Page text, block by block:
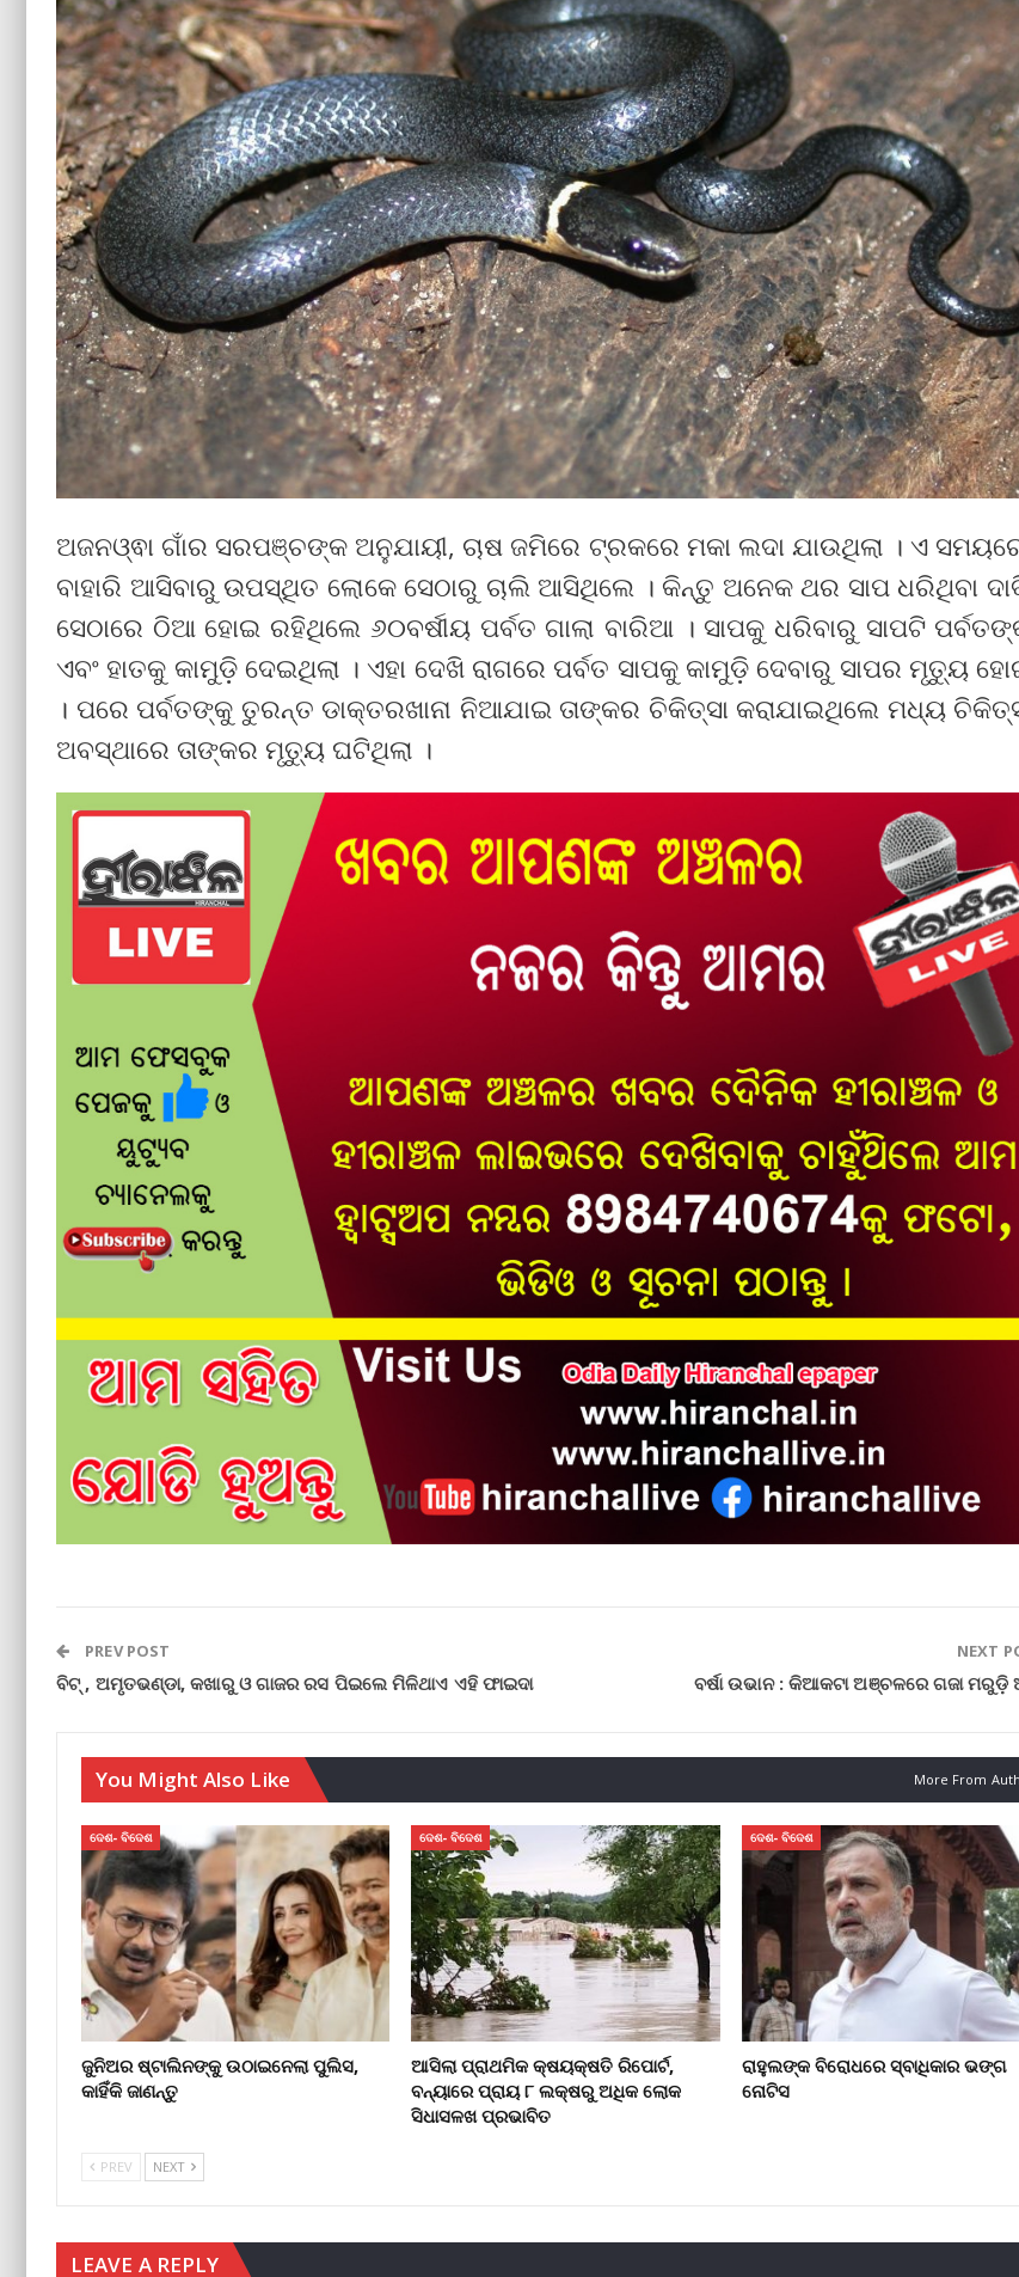
ଅଜନଓ୍ଵା ଗାଁର ସରପଞ୍ଚଙ୍କ ଅନୁଯାୟୀ, ଚାଷ ଜମିରେ ଟ୍ରକରେ ମକା ଲଦା ଯାଉଥିଲା । ଏ
ବାହାରି ଆସିବାରୁ ଉପସ୍ଥିତ ଲୋକେ ସେଠାରୁ ଚାଲି ଆସିଥିଲେ । କିନ୍ତୁ ଅନେକ ଥର ସାପ ଧରିଥିବା
ସେଠାରେ ଠିଆ ହୋଇ ରହିଥିଲେ ୬୦ବର୍ଷୀୟ ପର୍ବତ ଗାଲା ବାରିଆ । ସାପକୁ ଧରିବାରୁ ସାପଟି
ଏବଂ ହାତକୁ କାମୁଡ଼ି ଦେଇଥିଲା । ଏହା ଦେଖି ରାଗରେ ପର୍ବତ ସାପକୁ କାମୁଡ଼ି ଦେବାରୁ ସାପର ମୃତ୍ୟୁ
। ପରେ ପର୍ବତଙ୍କୁ ତୁରନ୍ତ ଡାକ୍ତରଖାନା ନିଆଯାଇ ତାଙ୍କର ଚିକିତ୍ସା କରାଯାଇଥିଲେ ମଧ୍ୟ
ଅବସ୍ଥାରେ ତାଙ୍କର ମୃତ୍ୟୁ ଘଟିଥିଲା ।
PREV POST
ବିଟ୍‌ , ଅମୃତଭଣ୍ଡା, କଖାରୁ ଓ ଗାଜର ରସ ପିଇଲେ ମିଳିଥାଏ ଏହି ଫାଇଦା
NEXT
ବର୍ଷା ଉଭାନ : କିଆକଟା ଅଞ୍ଚଳରେ ଗଜା ମରୁଡ଼ି
You Might Also Like More From
ଦେଶ- ବିଦେଶ
ଜୁନିଅର ଷ୍ଟାଲିନଙ୍କୁ ଉଠାଇନେଲା ପୁଲିସ,
କାହିଁକି ଜାଣନ୍ତୁ
ଦେଶ- ବିଦେଶ
ଆସିଲା ପ୍ରାଥମିକ କ୍ଷୟକ୍ଷତି ରିପୋର୍ଟ,
ବନ୍ୟାରେ ପ୍ରାୟ ୮ ଲକ୍ଷରୁ ଅଧିକ ଲୋକ
ସିଧାସଳଖ ପ୍ରଭାବିତ
ଦେଶ- ବିଦେଶ
ରାହୁଲଙ୍କ ବିରୋଧରେ ସ୍ବାଧିକାର ଭଙ୍ଗ
ନୋଟିସ
PREV NEXT
LEAVE A REPLY